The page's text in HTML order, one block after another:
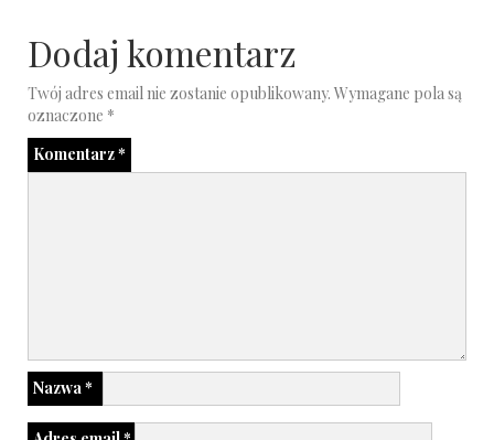
Dodaj komentarz
Twój adres email nie zostanie opublikowany. Wymagane pola są
oznaczone *
Komentarz*
Nazwa*